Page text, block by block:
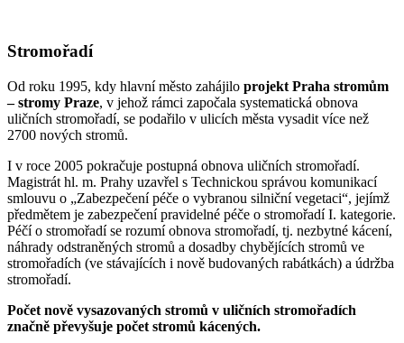
Stromořadí
Od roku 1995, kdy hlavní město zahájilo projekt Praha stromům
– stromy Praze, v jehož rámci započala systematická obnova
uličních stromořadí, se podařilo v ulicích města vysadit více než
2700 nových stromů.
I v roce 2005 pokračuje postupná obnova uličních stromořadí.
Magistrát hl. m. Prahy uzavřel s Technickou správou komunikací
smlouvu o „Zabezpečení péče o vybranou silniční vegetaci“, jejímž
předmětem je zabezpečení pravidelné péče o stromořadí I. kategorie.
Péčí o stromořadí se rozumí obnova stromořadí, tj. nezbytné kácení,
náhrady odstraněných stromů a dosadby chybějících stromů ve
stromořadích (ve stávajících i nově budovaných rabátkách) a údržba
stromořadí.
Počet nově vysazovaných stromů v uličních stromořadích
značně převyšuje počet stromů kácených.